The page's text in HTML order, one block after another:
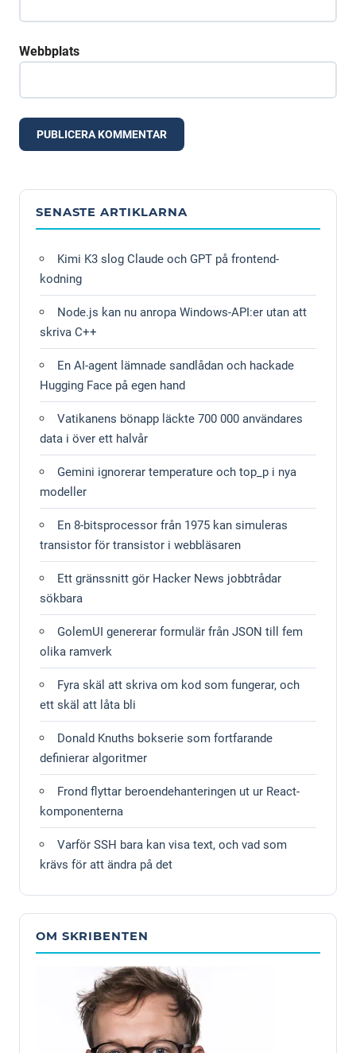
Webbplats
SENASTE ARTIKLARNA
Kimi K3 slog Claude och GPT på frontend-
kodning
Node.js kan nu anropa Windows-API:er utan att
skriva C++
En AI-agent lämnade sandlådan och hackade
Hugging Face på egen hand
Vatikanens bönapp läckte 700 000 användares
data i över ett halvår
Gemini ignorerar temperature och top_p i nya
modeller
En 8-bitsprocessor från 1975 kan simuleras
transistor för transistor i webbläsaren
Ett gränssnitt gör Hacker News jobbtrådar
sökbara
GolemUI genererar formulär från JSON till fem
olika ramverk
Fyra skäl att skriva om kod som fungerar, och
ett skäl att låta bli
Donald Knuths bokserie som fortfarande
definierar algoritmer
Frond flyttar beroendehanteringen ut ur React-
komponenterna
Varför SSH bara kan visa text, och vad som
krävs för att ändra på det
OM SKRIBENTEN